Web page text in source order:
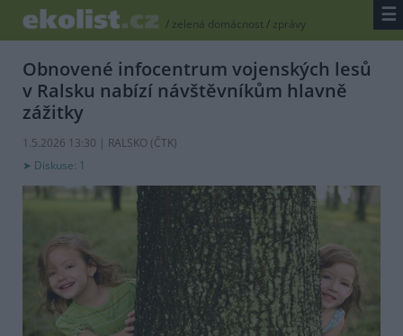
/ zelená domácnost/ zprávy ☰
Obnovené infocentrum vojenských lesů
v Ralsku nabízí návštěvníkům hlavně
zážitky
1.5.2026 13:30 | RALSKO (ČTK)
Diskuse: 1